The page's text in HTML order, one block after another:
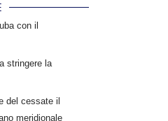
con il
stringere la
del cessate il
meridionale